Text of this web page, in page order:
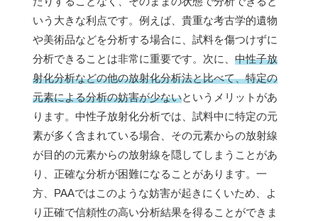
いう大きな利点です。例えば、貴重な考古学的遺物
や美術品などを分析する場合に、試料を傷つけずに
分析できることは非常に重要です。次に、 中性子放
射化分析などの他の放射化分析法と比べて、特定の
元素による分析の妨害が少ないというメリットがあ
ります。中性子放射化分析では、試料中に特定の元
素が多く含まれている場合、その元素からの放射線
が目的の元素からの放射線を隠してしまうことがあ
り、正確な分析が困難になることがあります。一
方、PAAではこのような妨害が起きにくいため、よ
り正確で信頼性の高い分析結果を得ることができま